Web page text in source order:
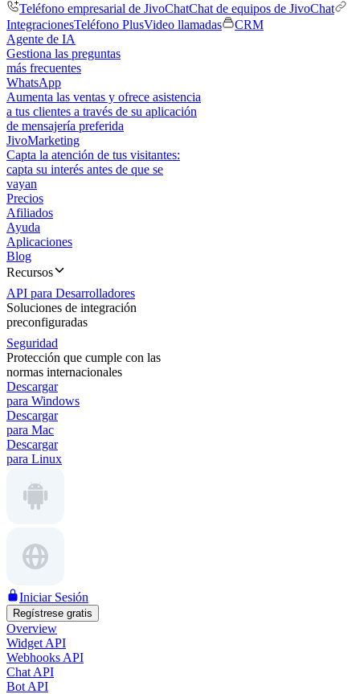
Teléfono empresarial de JivoChatChat de equipos de JivoChat
IntegracionesTeléfono PlusVideo llamadas
CRM
Agente de IA
Gestiona las preguntas
más frecuentes
WhatsApp
Aumenta las ventas y ofrece asistencia
a tus clientes a través de su aplicación
de mensajería preferida
JivoMarketing
Capta la atención de tus visitantes:
capta su interés antes de que se
vayan
Precios
Afiliados
Ayuda
Aplicaciones
Blog
Recursos
API para Desarrolladores
Soluciones de integración
preconfiguradas
Seguridad
Protección que cumple con las
normas internacionales
Descargar
para Windows
Descargar
para Mac
Descargar
para Linux
Iniciar Sesión
Regístrese gratis
Overview
Widget API
Webhooks API
Chat API
Bot API